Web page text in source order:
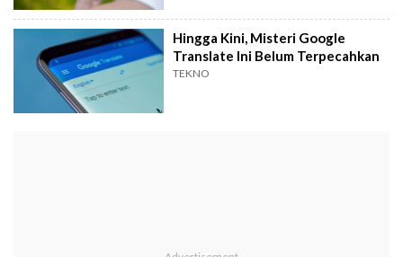
Hingga Kini, Misteri Google
Translate Ini Belum Terpecahkan
TEKNO